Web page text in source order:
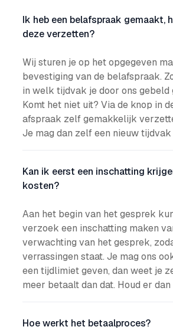
Ik heb een belafspraak gemaakt,
deze verzetten?
Wij sturen je op het opgegeven
bevestiging van de belafspraak.
in welk tijdvak je door ons gebeld
Komt het niet uit? Via de knop in
afspraak zelf gemakkelijk
Je mag dan zelf een nieuw tijdvak
Kan ik eerst een inschatting
kosten?
Aan het begin van het gesprek
verzoek een inschatting maken
verwachting van het gesprek,
verrassingen staat. Je mag ons
een tijdlimiet geven, dan weet je
meer betaalt dan dat. Houd er
Hoe werkt het betaalproces?